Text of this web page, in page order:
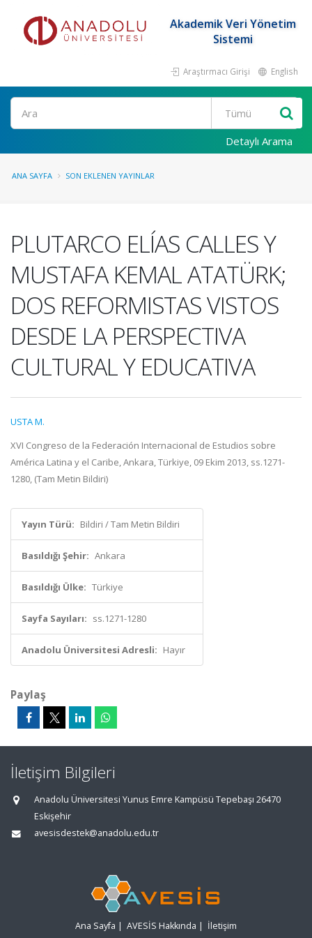
Akademik Veri Yönetim
Sistemi
Araştırmacı Girişi English
Ara
Detaylı Arama
ANA SAYFA SON EKLENEN YAYINLAR
PLUTARCO ELÍAS CALLES Y
MUSTAFA KEMAL ATATÜRK;
DOS REFORMISTAS VISTOS
DESDE LA PERSPECTIVA
CULTURAL Y EDUCATIVA
USTA M.
XVI Congreso de la Federación Internacional de Estudios sobre
América Latina y el Caribe, Ankara, Türkiye, 09 Ekim 2013, ss.1271-
1280, (Tam Metin Bildiri)
Yayın Türü: Bildiri / Tam Metin Bildiri
Basıldığı Şehir: Ankara
Basıldığı Ülke: Türkiye
Sayfa Sayıları: ss.1271-1280
Anadolu Üniversitesi Adresli: Hayır
Paylaş
İletişim Bilgileri
Anadolu Üniversitesi Yunus Emre Kampüsü Tepebaşı 26470
Eskişehir
avesisdestek@anadolu.edu.tr
Ana Sayfa | AVESİS Hakkında | İletişim